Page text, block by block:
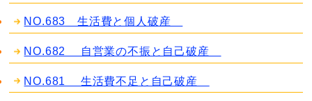
NO.683 生活費と個人破産
NO.682 自営業の不振と自己破産
NO.681 生活費不足と自己破産